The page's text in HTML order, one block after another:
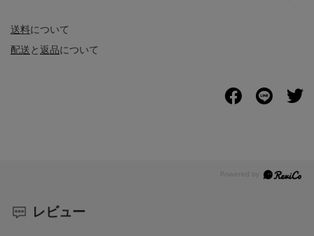
送料について
配送と返品について
レビュー